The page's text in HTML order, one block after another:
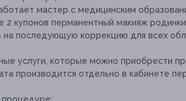
мастер с медицинским
2 купонов перманентный макияж
на последующую коррекцию для всех
услуги, которые можно приобрести
производится отдельно в кабинете